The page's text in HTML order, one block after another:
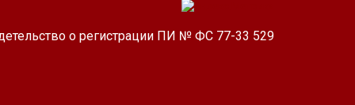
о регистрации ПИ № ФС 77-33 529